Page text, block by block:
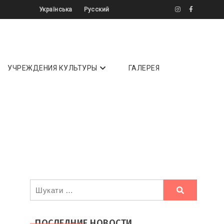
Українська Русский
УЧРЕЖДЕНИЯ КУЛЬТУРЫ ГАЛЕРЕЯ
Ви
шукали